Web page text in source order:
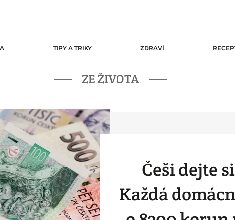
TIPY A TRIKY ZDRAVÍ
ZE ŽIVOTA
Češi dejte
Každá